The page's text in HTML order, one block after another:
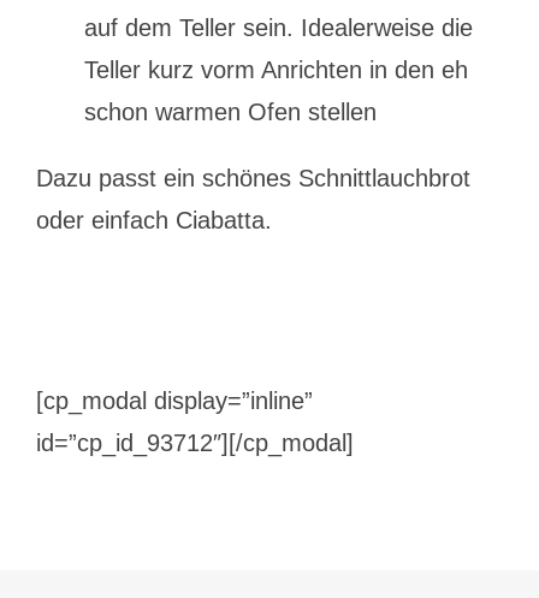
auf dem Teller sein. Idealerweise die
Teller kurz vorm Anrichten in den eh
schon warmen Ofen stellen
Dazu passt ein schönes Schnittlauchbrot
oder einfach Ciabatta.
[cp_modal display=”inline”
id=”cp_id_93712″][/cp_modal]